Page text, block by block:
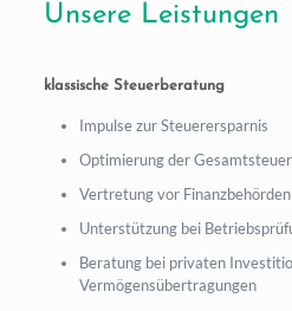
Unsere Leistungen
klassische Steuerberatung
Impulse zur Steuerersparnis
Optimierung der
Vertretung vor
Unterstützung bei
Beratung bei privaten
Vermögensübertragungen